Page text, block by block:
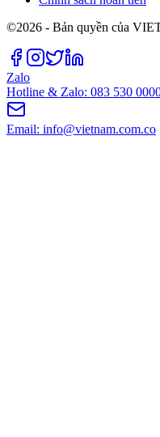
©2026 - Bản quyền của
Zalo
Hotline & Zalo: 083 530
Email: info@vietnam.com.co